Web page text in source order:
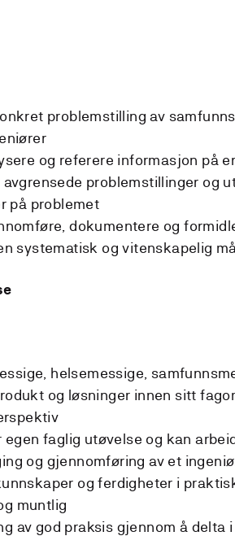
problemstilling av
og referere informasjon på
avgrensede problemstillinger og
på problemet
dokumentere og
systematisk og vitenskapelig
helsemessige,
og løsninger innen sitt
faglig utøvelse og kan
og gjennomføring av et
og ferdigheter i
muntlig
av god praksis gjennom å delta